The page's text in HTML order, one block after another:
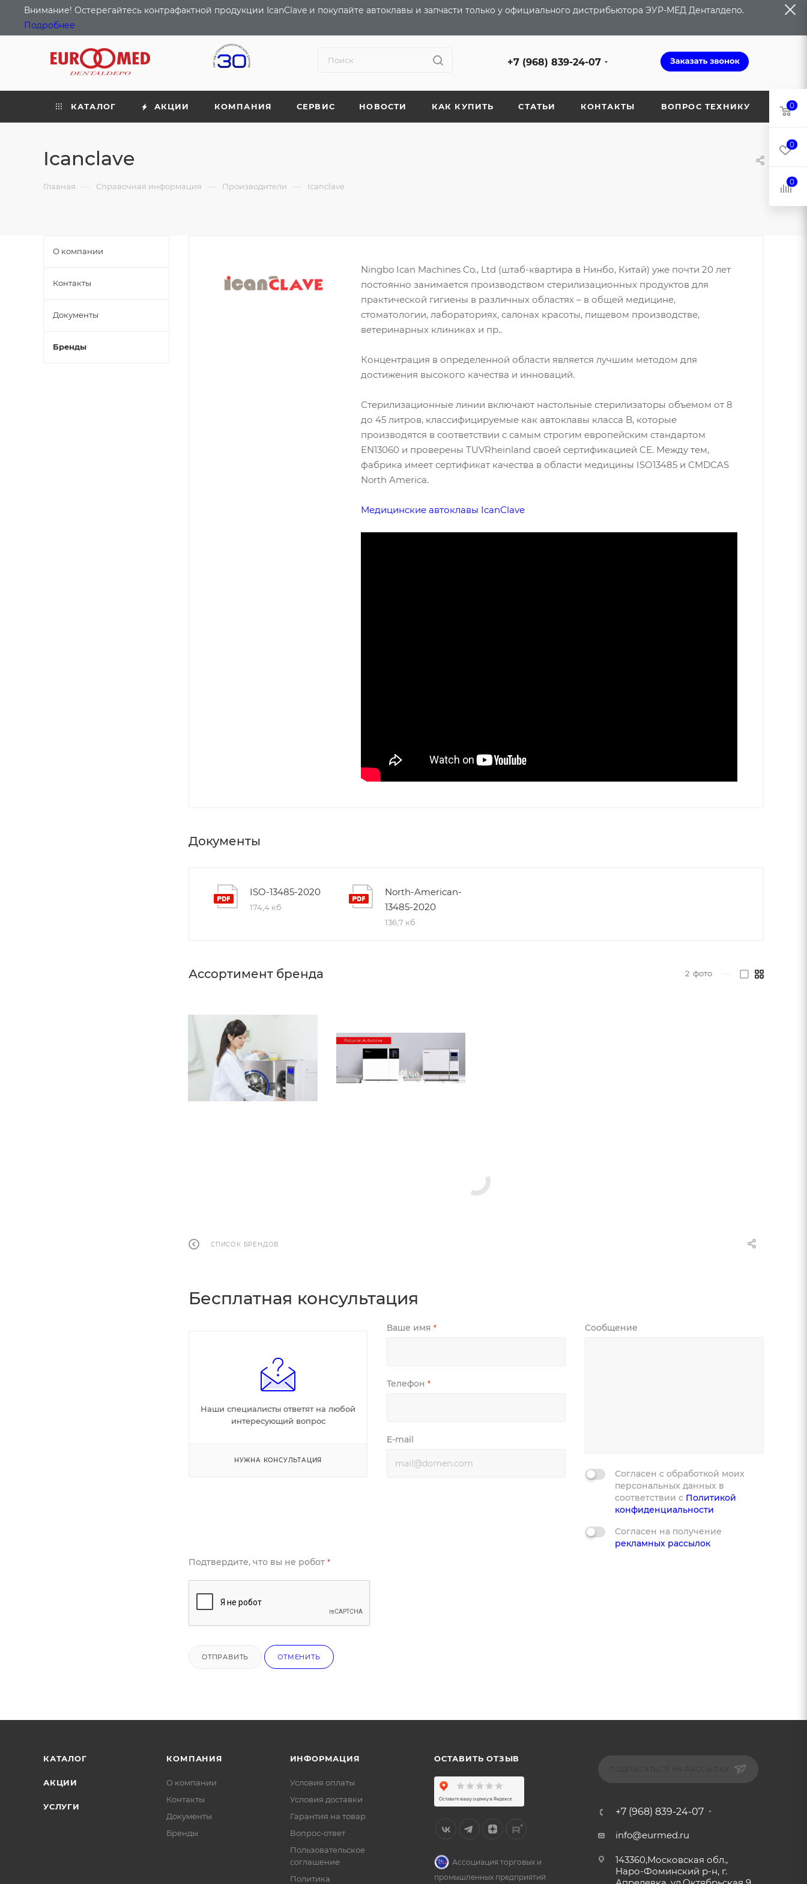
Внимание! Остерегайтесь контрафактной продукции IcanClave и покупайте автоклавы и запчасти только у официального дистрибьютора ЭУР-МЕД Денталдепо.
Подробнее
+7 (968) 839-24-07
КАТАЛОГ АКЦИИ КОМПАНИЯ СЕРВИС НОВОСТИ КАК КУПИТЬ СТАТЬИ КОНТАКТЫ ВОПРОС ТЕХНИКУ
Icanclave
Главная — Справочная информация — Производители — Icanclave
Ningbo Ican Machines Co., Ltd (штаб-квартира в Нинбо, Китай) уже почти 20 лет
постоянно занимается производством стерилизационных продуктов для
практической гигиены в различных областях – в общей медицине,
стоматологии, лабораториях, салонах красоты, пищевом производстве,
ветеринарных клиниках и пр..
Концентрация в определенной области является лучшим методом для
достижения высокого качества и инноваций.
Стерилизационные линии включают настольные стерилизаторы объемом от 8
до 45 литров, классифицируемые как автоклавы класса B, которые
производятся в соответствии с самым строгим европейским стандартом
EN13060 и проверены TUVRheinland своей сертификацией CE. Между тем,
фабрика имеет сертификат качества в области медицины ISO13485 и CMDCAS
North America.
Медицинские автоклавы IcanClave
Документы
ISO-13485-2020
174,4 кб
North-American-
13485-2020
136,7 кб
Ассортимент бренда 2 фото
СПИСОК БРЕНДОВ
Бесплатная консультация
Наши специалисты ответят на любой
интересующий вопрос
НУЖНА КОНСУЛЬТАЦИЯ
Ваше имя *
Телефон *
E-mail
Сообщение
Согласен с обработкой моих
персональных данных в
соответствии с Политикой
конфиденциальности
Согласен на получение
рекламных рассылок
Подтвердите, что вы не робот *
ОТПРАВИТЬ ОТМЕНИТЬ
О компании
Контакты
Документы
Бренды
КАТАЛОГ
АКЦИИ
УСЛУГИ
КОМПАНИЯ
О компании
Контакты
Документы
Бренды
ИНФОРМАЦИЯ
Условия оплаты
Условия доставки
Гарантия на товар
Вопрос-ответ
Пользовательское
соглашение
Политика
ОСТАВИТЬ ОТЗЫВ
Ассоциация торговых и
промышленных предприятий
+7 (968) 839-24-07
info@eurmed.ru
143360,Московская обл.,
Наро-Фоминский р-н, г.
0
0
0